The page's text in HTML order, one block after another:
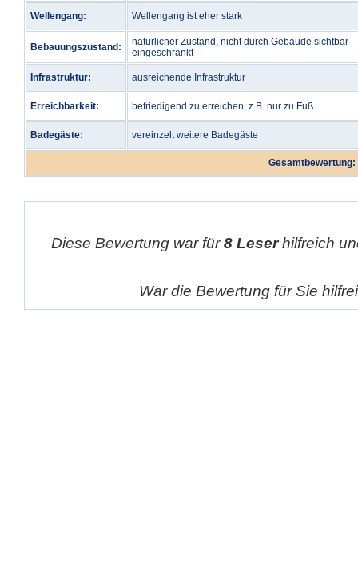
Wellengang: Wellengang ist eher stark
Bebauungszustand:
natürlicher Zustand, nicht durch Gebäude sichtbar
eingeschränkt
Infrastruktur: ausreichende Infrastruktur
Erreichbarkeit: befriedigend zu erreichen, z.B. nur zu Fuß
Badegäste: vereinzelt weitere Badegäste
Gesamtbewertung:
Diese Bewertung war für8 Leserhilfreich
War die Bewertung für Sie